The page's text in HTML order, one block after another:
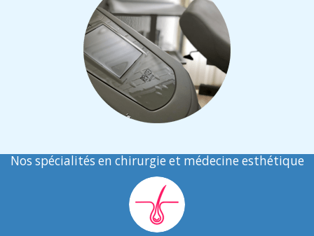
Nos spécialités en chirurgie et médecine esthétique